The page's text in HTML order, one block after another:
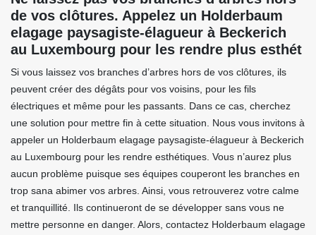
de vos clôtures. Appelez un Holderbaum
elagage paysagiste-élagueur à Beckerich
au Luxembourg pour les rendre plus esthét
Si vous laissez vos branches d’arbres hors de vos clôtures, ils
peuvent créer des dégâts pour vos voisins, pour les fils
électriques et même pour les passants. Dans ce cas, cherchez
une solution pour mettre fin à cette situation. Nous vous invitons à
appeler un Holderbaum elagage paysagiste-élagueur à Beckerich
au Luxembourg pour les rendre esthétiques. Vous n’aurez plus
aucun problème puisque ses équipes couperont les branches en
trop sana abimer vos arbres. Ainsi, vous retrouverez votre calme
et tranquillité. Ils continueront de se développer sans vous ne
mettre personne en danger. Alors, contactez Holderbaum elagage